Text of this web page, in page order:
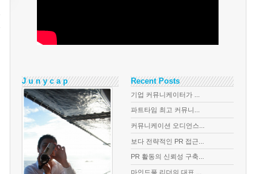
J u n y c a p Recent Posts
기업 커뮤니케이터가 ...
파트타임 최고 커뮤니...
커뮤니케이션 오디언스...
보다 전략적인 PR 접근...
PR 활동의 신뢰성 구축...
마인드풀 리더의 대표 ...